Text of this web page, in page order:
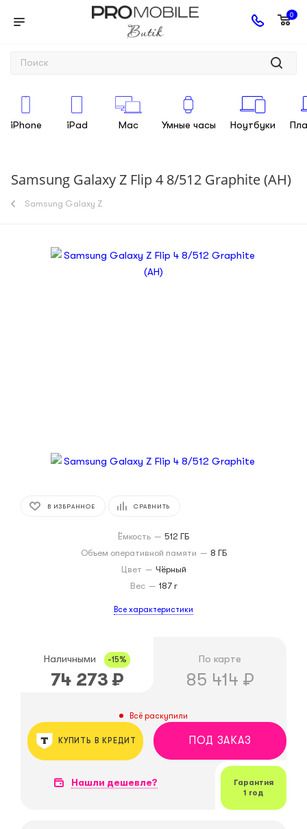
0
iPhone iPad Mac Умные часы Ноутбуки
Samsung Galaxy Z Flip 4 8/512 Graphite (AH)
Samsung Galaxy Z
В ИЗБРАННОЕ СРАВНИТЬ
Ёмкость — 512 ГБ
Объем оперативной памяти — 8 ГБ
Цвет — Чёрный
Вес — 187 г
Все характеристики
Наличными -15%
74 273 ₽
По карте
85 414 ₽
Всё раскупили
ПОД ЗАКАЗ
КУПИТЬ В КРЕДИТ
Нашли дешевле?
Гарантия
1 год